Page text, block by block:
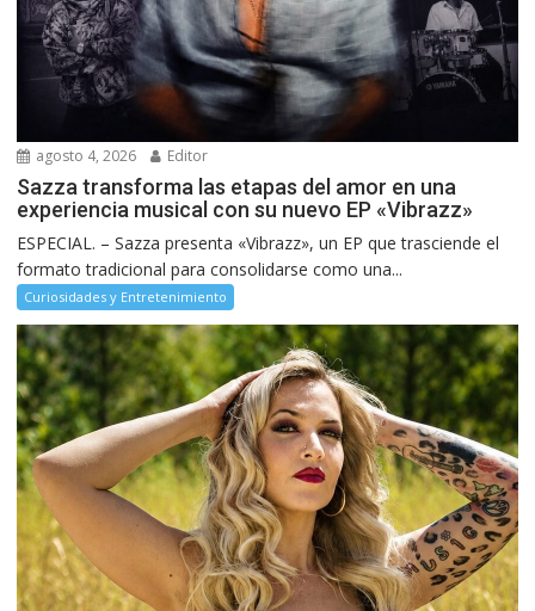
agosto 4, 2026 Editor
Sazza transforma las etapas del amor en una
experiencia musical con su nuevo EP «Vibrazz»
ESPECIAL. – Sazza presenta «Vibrazz», un EP que trasciende el
formato tradicional para consolidarse como una...
Curiosidades y Entretenimiento